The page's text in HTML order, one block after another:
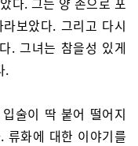
보았다. 그리고 다시
. 그녀는 참을성 있게
.
술이 딱 붙어 떨어지
류화에 대한 이야기를